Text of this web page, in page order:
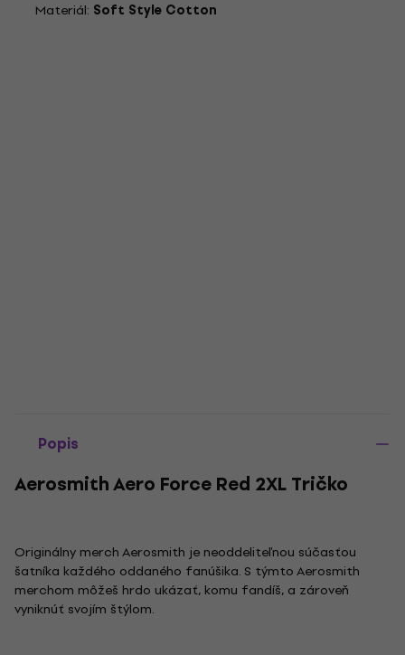
Materiál: Soft Style Cotton
Popis
Aerosmith Aero Force Red 2XL Tričko
Originálny merch Aerosmith je neoddeliteľnou súčasťou
šatníka každého oddaného fanúšika. S týmto Aerosmith
merchom môžeš hrdo ukázať, komu fandíš, a zároveň
vyniknúť svojím štýlom.